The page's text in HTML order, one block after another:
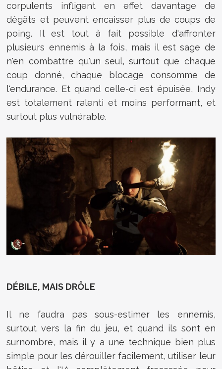
corpulents infligent en effet davantage de
dégâts et peuvent encaisser plus de coups de
poing. Il est tout à fait possible d'affronter
plusieurs ennemis à la fois, mais il est sage de
n'en combattre qu'un seul, surtout que chaque
coup donné, chaque blocage consomme de
l'endurance. Et quand celle-ci est épuisée, Indy
est totalement ralenti et moins performant, et
surtout plus vulnérable.
DÉBILE, MAIS DRÔLE
Il ne faudra pas sous-estimer les ennemis,
surtout vers la fin du jeu, et quand ils sont en
surnombre, mais il y a une technique bien plus
simple pour les dérouiller facilement, utiliser leur